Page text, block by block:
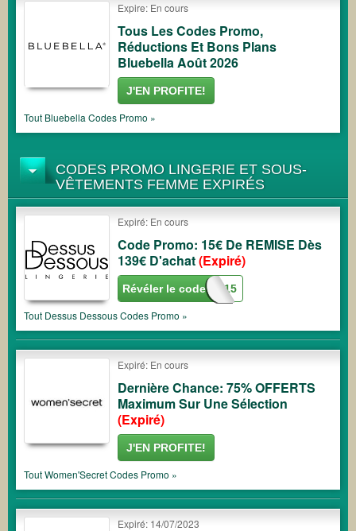
Expire: En cours
Tous Les Codes Promo,
Réductions Et Bons Plans
Bluebella Août 2026
J'EN PROFITE!
Tout Bluebella Codes Promo »
CODES PROMO LINGERIE ET SOUS-
VÊTEMENTS FEMME EXPIRÉS
Expiré: En cours
Code Promo: 15€ De REMISE Dès
139€ D'achat(Expiré)
STVAL15
Révéler le code
Tout Dessus DessousCodes Promo »
Expiré: En cours
Dernière Chance: 75% OFFERTS
Maximum Sur Une Sélection
(Expiré)
J'EN PROFITE!
ToutWomen'SecretCodes Promo »
Expiré: 14/07/2023